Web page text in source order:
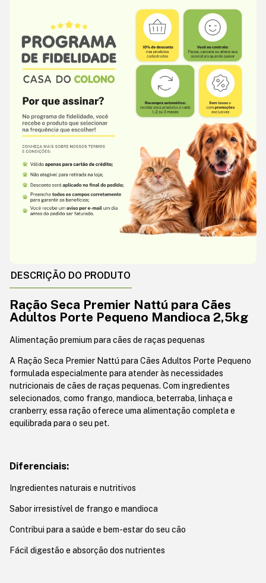
DESCRIÇÃO DO PRODUTO
Ração Seca Premier Nattú para Cães
Adultos Porte Pequeno Mandioca 2,5kg
Alimentação premium para cães de raças pequenas
A Ração Seca Premier Nattú para Cães Adultos Porte Pequeno
formulada especialmente para atender às necessidades
nutricionais de cães de raças pequenas. Com ingredientes
selecionados, como frango, mandioca, beterraba, linhaça e
cranberry, essa ração oferece uma alimentação completa e
equilibrada para o seu pet.
Diferenciais:
Ingredientes naturais e nutritivos
Sabor irresistível de frango e mandioca
Contribui para a saúde e bem-estar do seu cão
Fácil digestão e absorção dos nutrientes